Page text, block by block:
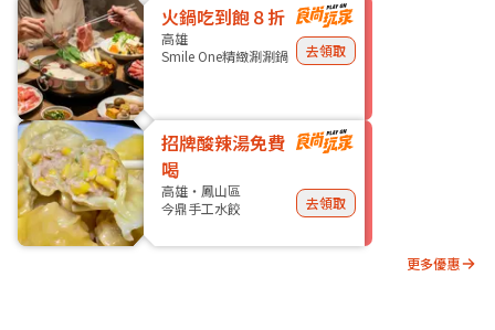
火鍋吃到飽８折
高雄
Smile One精緻涮涮鍋
去領取
招牌酸辣湯免費
喝
高雄・鳳山區
今鼎手工水餃
去領取
更多優惠